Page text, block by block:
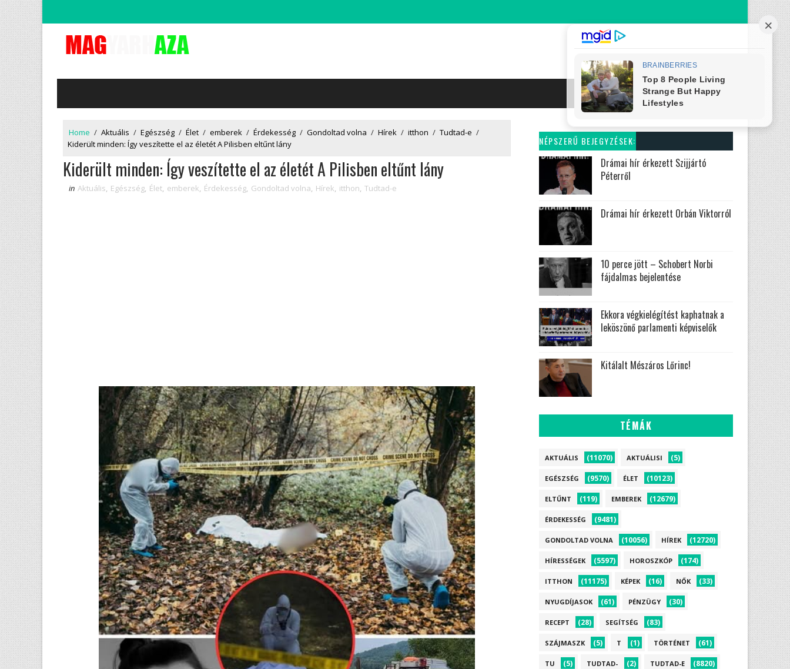
Home / Aktuális / Egészség / Élet / emberek / Érdekesség / Gondoltad volna / Hírek / itthon / Tudtad-e /
Kiderült minden: Így veszítette el az életét A Pilisben eltűnt lány
Kiderült minden: Így veszítette el az életét A Pilisben eltűnt lány
in Aktuális, Egészség, Élet, emberek, Érdekesség, Gondoltad volna, Hírek, itthon, Tudtad-e
NÉPSZERŰ BEJEGYZÉSEK:
Drámai hír érkezett Szijjártó
Péterről
Drámai hír érkezett Orbán Viktorról
10 perce jött – Schobert Norbi
fájdalmas bejelentése
Ekkora végkielégítést kaphatnak a
leköszönő parlamenti képviselők
Kitálalt Mészáros Lőrinc!
TÉMÁK
AKTUÁLIS (11070) AKTUÁLISI (5)
EGÉSZSÉG (9570) ÉLET (10123)
ELTŰNT (119) EMBEREK (12679)
ÉRDEKESSÉG (9481)
GONDOLTAD VOLNA (10056) HÍREK (12720)
HÍRESSÉGEK (5597) HOROSZKÓP (174)
ITTHON (11175) KÉPEK (16) NŐK (33)
NYUGDÍJASOK (61) PÉNZÜGY (30)
RECEPT (28) SEGÍTSÉG (83)
SZÁJMASZK (5) T (1) TÖRTÉNET (61)
TU (5) TUDTAD- (2) TUDTAD-E (8820)